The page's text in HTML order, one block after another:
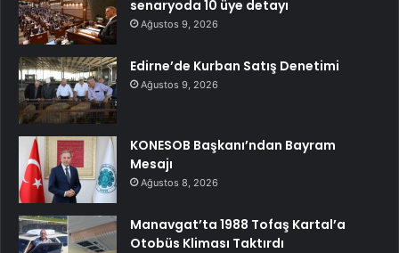
senaryoda 10 üye detayı
Ağustos 9, 2026
Edirne’de Kurban Satış Denetimi
Ağustos 9, 2026
KONESOB Başkanı’ndan Bayram
Mesajı
Ağustos 8, 2026
Manavgat’ta 1988 Tofaş Kartal’a
Otobüs Kliması Taktırdı